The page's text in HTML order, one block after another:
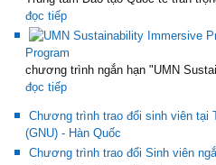
đọc tiếp
Program
chương trình ngắn hạn "UMN
đọc tiếp
Chương trình trao đổi sinh viên tại
(GNU) - Hàn Quốc
Chương trình trao đổi Sinh viên